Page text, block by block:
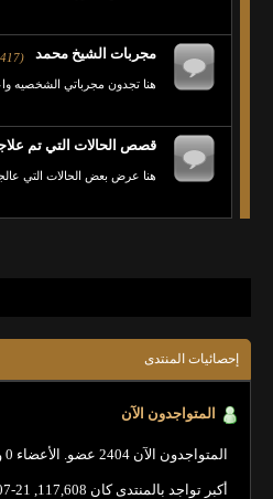
مجربات الشيخ محمد
(417 مشاهد)
هنا تجدون مجرباتي الشخصيه
قصص الحالات التي تم
هنا عرض بعض الحالات التي
إحصائيات المنتدى
المتواجدون الآن
المتواجدون الآن 2404 عضو . الأعضاء 0 والزوار 2404
أكبر تواجد بالمنتدى كان 117,608, 21-07-26 الساعة